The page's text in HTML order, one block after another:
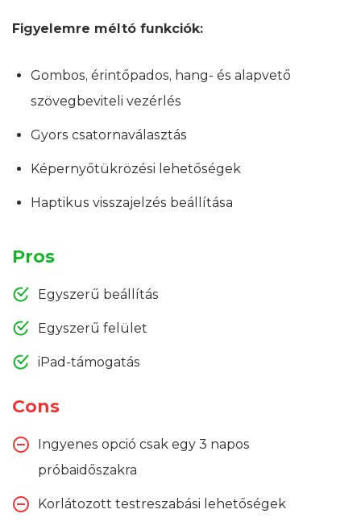
Figyelemre méltó funkciók:
Gombos, érintőpados, hang- és alapvető
szövegbeviteli vezérlés
Gyors csatornaválasztás
Képernyőtükrözési lehetőségek
Haptikus visszajelzés beállítása
Pros
Egyszerű beállítás
Egyszerű felület
iPad-támogatás
Cons
Ingyenes opció csak egy 3 napos
próbaidőszakra
Korlátozott testreszabási lehetőségek